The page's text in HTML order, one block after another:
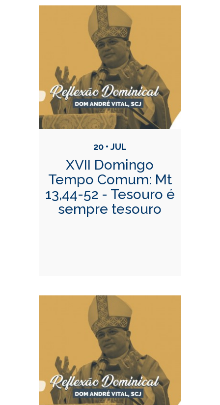
Mais Homilias
20 • JUL
XVII Domingo
Tempo Comum: Mt
13,44-52 - Tesouro é
sempre tesouro